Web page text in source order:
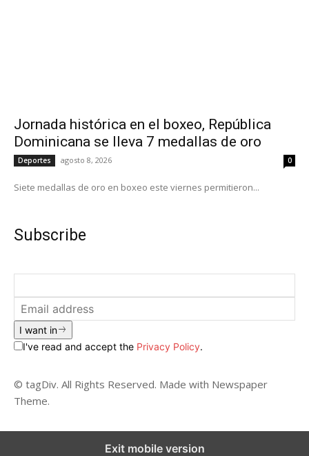
Jornada histórica en el boxeo, República
Dominicana se lleva 7 medallas de oro
Deportes agosto 8, 2026 0
Siete medallas de oro en boxeo este viernes permitieron...
Subscribe
I want in
I've read and accept the Privacy Policy.
© tagDiv. All Rights Reserved. Made with Newspaper
Theme.
Exit mobile version